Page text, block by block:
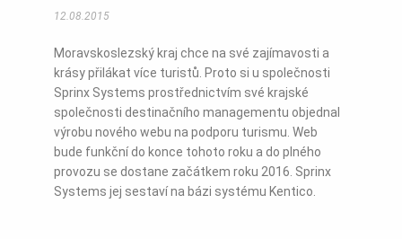
12.08.2015
Moravskoslezský kraj chce na své zajímavosti a
krásy přilákat více turistů. Proto si u společnosti
Sprinx Systems prostřednictvím své krajské
společnosti destinačního managementu objednal
výrobu nového webu na podporu turismu. Web
bude funkční do konce tohoto roku a do plného
provozu se dostane začátkem roku 2016. Sprinx
Systems jej sestaví na bázi systému Kentico.